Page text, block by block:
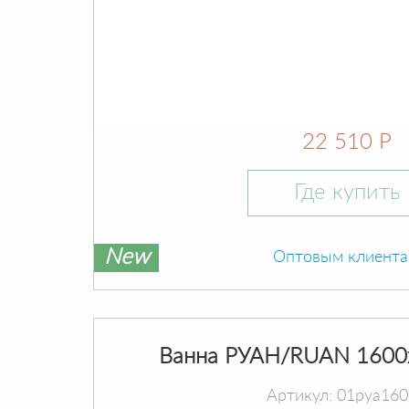
22 510 Р
Где купить
New Оптовым
Ванна РУАН/RUAN
Артикул: